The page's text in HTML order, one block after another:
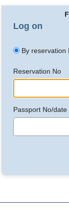
Log on
By reservation
Reservation No
Passport No/